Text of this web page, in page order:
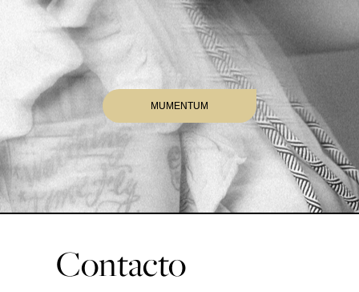
MUMENTUM
Contacto